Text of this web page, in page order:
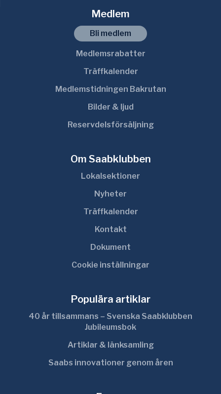
Medlem
Bli medlem
Medlemsrabatter
Träffkalender
Medlemstidningen Bakrutan
Bilder & ljud
Reservdelsförsäljning
Om Saabklubben
Lokalsektioner
Nyheter
Träffkalender
Kontakt
Dokument
Cookie inställningar
Populära artiklar
40 år tillsammans – Svenska Saabklubben
Jubileumsbok
Artiklar & länksamling
Saabs innovationer genom åren